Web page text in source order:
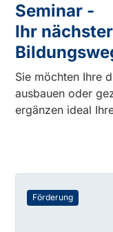
Seminar -
Ihr
Sie möchten Ihre
ausbauen oder
ergänzen ideal
Förderung